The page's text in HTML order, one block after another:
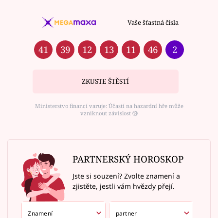
Vaše šťastná čísla
41 39 12 13 11 46 2
ZKUSTE ŠTĚSTÍ
Ministerstvo financí varuje: Účastí na hazardní hře může
vzniknout závislost ⑱
PARTNERSKÝ HOROSKOP
Jste si souzení? Zvolte znamení a
zjistěte, jestli vám hvězdy přejí.